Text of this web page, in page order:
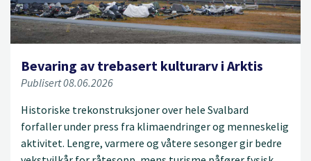
Bevaring av trebasert kulturarv i Arktis
Publisert 08.06.2026
Historiske trekonstruksjoner over hele Svalbard
forfaller under press fra klimaendringer og menneskelig
aktivitet. Lengre, varmere og våtere sesonger gir bedre